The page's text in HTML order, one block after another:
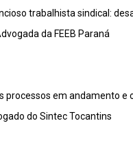
trabalhista sindical:
da FEEB Paraná
processos em andamento e
do SintecTocantins